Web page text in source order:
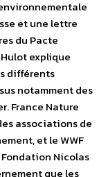
et une lettre
du Pacte
explique
différents
notamment des
France Nature
associations de
et le WWF
Nicolas
que les